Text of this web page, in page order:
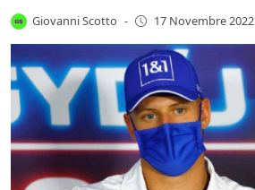
Giovanni Scotto - 17 Novembre 2022